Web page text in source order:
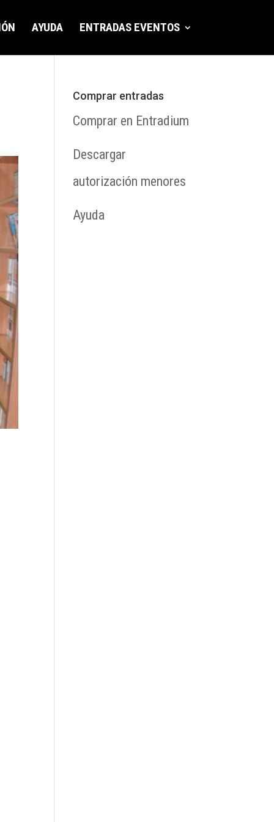
AYUDA ENTRADAS EVENTOS
Comprar entradas
Comprar en Entradium
Descargar
autorización menores
Ayuda